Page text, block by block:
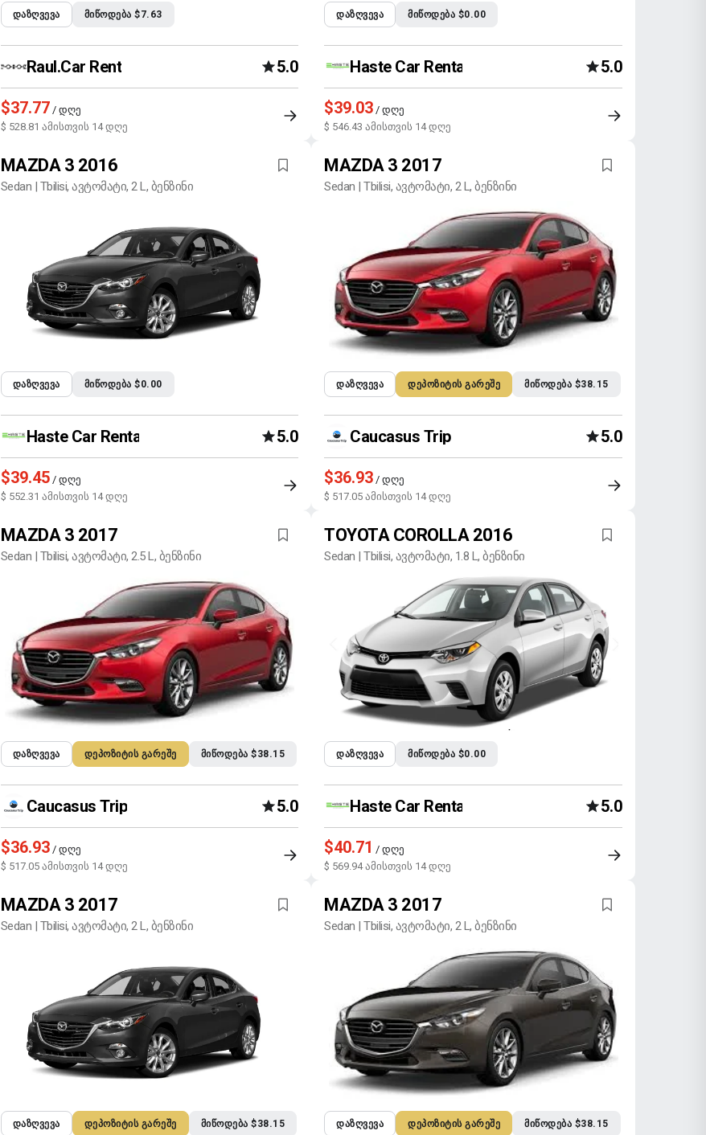
ᲓᲐᲖᲦᲕᲔᲕᲐ ᲛᲘᲬᲝᲓᲔᲑᲐ $7.63
Raul.Car Rent 5.0
$37.77 / დღე
$ 528.81 ამისთვის 14 დღე
ᲓᲐᲖᲦᲕᲔᲕᲐ ᲛᲘᲬᲝᲓᲔᲑᲐ $0.00
Haste Car Rental Agency 5.0
$39.03 / დღე
$ 546.43 ამისთვის 14 დღე
MAZDA 3 2016
Sedan | Tbilisi, ავტომატი, 2 L, ბენზინი
ᲓᲐᲖᲦᲕᲔᲕᲐ ᲛᲘᲬᲝᲓᲔᲑᲐ $0.00
Haste Car Rental Agency 5.0
$39.45/ დღე
$ 552.31 ამისთვის 14 დღე
MAZDA 3 2017
Sedan | Tbilisi, ავტომატი, 2 L, ბენზინი
ᲓᲐᲖᲦᲕᲔᲕᲐ ᲓᲔᲞᲝᲖᲘᲢᲘᲡ ᲒᲐᲠᲔᲨᲔ ᲛᲘᲬᲝᲓᲔᲑᲐ $38.15
Caucasus Trip 5.0
$36.93 / დღე
$ 517.05 ამისთვის 14 დღე
MAZDA 3 2017
Sedan | Tbilisi, ავტომატი, 2.5 L, ბენზინი
ᲓᲐᲖᲦᲕᲔᲕᲐ ᲓᲔᲞᲝᲖᲘᲢᲘᲡ ᲒᲐᲠᲔᲨᲔ ᲛᲘᲬᲝᲓᲔᲑᲐ $38.15
Caucasus Trip 5.0
$36.93/ დღე
$ 517.05 ამისთვის 14 დღე
TOYOTA COROLLA 2016
Sedan | Tbilisi, ავტომატი, 1.8 L, ბენზინი
ᲓᲐᲖᲦᲕᲔᲕᲐ ᲛᲘᲬᲝᲓᲔᲑᲐ $0.00
Haste Car Rental Agency 5.0
$40.71 / დღე
$ 569.94 ამისთვის 14 დღე
MAZDA 3 2017
Sedan | Tbilisi, ავტომატი, 2 L, ბენზინი
ᲓᲐᲖᲦᲕᲔᲕᲐ ᲓᲔᲞᲝᲖᲘᲢᲘᲡ ᲒᲐᲠᲔᲨᲔ ᲛᲘᲬᲝᲓᲔᲑᲐ $38.15
MAZDA 3 2017
Sedan | Tbilisi, ავტომატი, 2 L, ბენზინი
ᲓᲐᲖᲦᲕᲔᲕᲐ ᲓᲔᲞᲝᲖᲘᲢᲘᲡ ᲒᲐᲠᲔᲨᲔ ᲛᲘᲬᲝᲓᲔᲑᲐ $38.15